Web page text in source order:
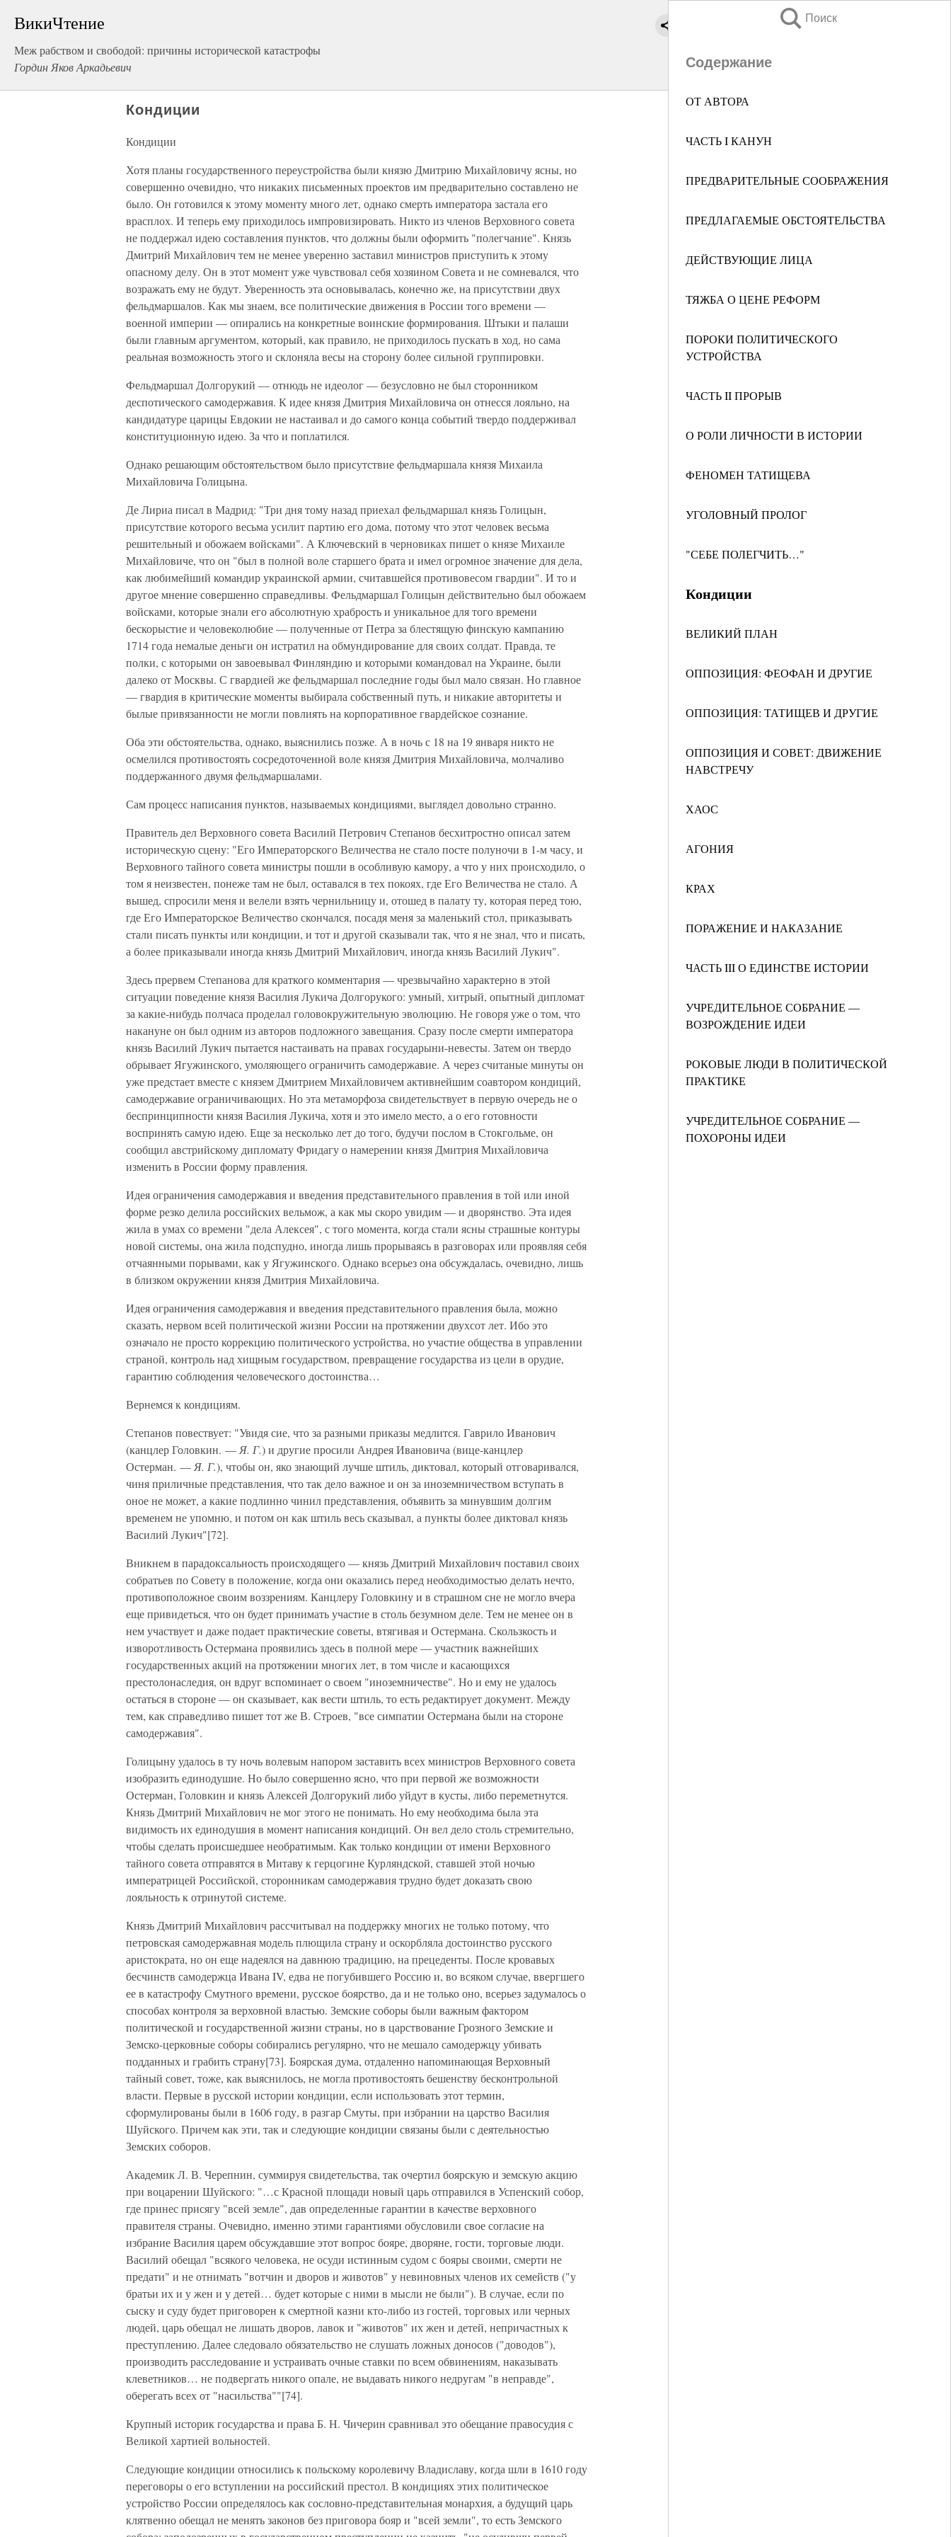
ВикиЧтение
Меж рабством и свободой: причины исторической катастрофы
Гордин Яков Аркадьевич
Поиск
Содержание
ОТ АВТОРА
ЧАСТЬ I КАНУН
ПРЕДВАРИТЕЛЬНЫЕ СООБРАЖЕНИЯ
ПРЕДЛАГАЕМЫЕ ОБСТОЯТЕЛЬСТВА
ДЕЙСТВУЮЩИЕ ЛИЦА
ТЯЖБА О ЦЕНЕ РЕФОРМ
ПОРОКИ ПОЛИТИЧЕСКОГО
УСТРОЙСТВА
ЧАСТЬ II ПРОРЫВ
О РОЛИ ЛИЧНОСТИ В ИСТОРИИ
ФЕНОМЕН ТАТИЩЕВА
УГОЛОВНЫЙ ПРОЛОГ
"СЕБЕ ПОЛЕГЧИТЬ…"
Кондиции
ВЕЛИКИЙ ПЛАН
ОППОЗИЦИЯ: ФЕОФАН И ДРУГИЕ
ОППОЗИЦИЯ: ТАТИЩЕВ И ДРУГИЕ
ОППОЗИЦИЯ И СОВЕТ: ДВИЖЕНИЕ
НАВСТРЕЧУ
ХАОС
АГОНИЯ
КРАХ
ПОРАЖЕНИЕ И НАКАЗАНИЕ
ЧАСТЬ III О ЕДИНСТВЕ ИСТОРИИ
УЧРЕДИТЕЛЬНОЕ СОБРАНИЕ —
ВОЗРОЖДЕНИЕ ИДЕИ
РОКОВЫЕ ЛЮДИ В ПОЛИТИЧЕСКОЙ
ПРАКТИКЕ
УЧРЕДИТЕЛЬНОЕ СОБРАНИЕ —
ПОХОРОНЫ ИДЕИ
Кондиции
Кондиции
Хотя планы государственного переустройства были князю Дмитрию Михайловичу ясны, но
совершенно очевидно, что никаких письменных проектов им предварительно составлено не
было. Он готовился к этому моменту много лет, однако смерть императора застала его
врасплох. И теперь ему приходилось импровизировать. Никто из членов Верховного совета
не поддержал идею составления пунктов, что должны были оформить "полегчание". Князь
Дмитрий Михайлович тем не менее уверенно заставил министров приступить к этому
опасному делу. Он в этот момент уже чувствовал себя хозяином Совета и не сомневался, что
возражать ему не будут. Уверенность эта основывалась, конечно же, на присутствии двух
фельдмаршалов. Как мы знаем, все политические движения в России того времени —
военной империи — опирались на конкретные воинские формирования. Штыки и палаши
были главным аргументом, который, как правило, не приходилось пускать в ход, но сама
реальная возможность этого и склоняла весы на сторону более сильной группировки.
Фельдмаршал Долгорукий — отнюдь не идеолог — безусловно не был сторонником
деспотического самодержавия. К идее князя Дмитрия Михайловича он отнесся лояльно, на
кандидатуре царицы Евдокии не настаивал и до самого конца событий твердо поддерживал
конституционную идею. За что и поплатился.
Однако решающим обстоятельством было присутствие фельдмаршала князя Михаила
Михайловича Голицына.
Де Лириа писал в Мадрид: "Три дня тому назад приехал фельдмаршал князь Голицын,
присутствие которого весьма усилит партию его дома, потому что этот человек весьма
решительный и обожаем войсками". А Ключевский в черновиках пишет о князе Михаиле
Михайловиче, что он "был в полной воле старшего брата и имел огромное значение для дела,
как любимейший командир украинской армии, считавшейся противовесом гвардии". И то и
другое мнение совершенно справедливы. Фельдмаршал Голицын действительно был обожаем
войсками, которые знали его абсолютную храбрость и уникальное для того времени
бескорыстие и человеколюбие — полученные от Петра за блестящую финскую кампанию
1714 года немалые деньги он истратил на обмундирование для своих солдат. Правда, те
полки, с которыми он завоевывал Финляндию и которыми командовал на Украине, были
далеко от Москвы. С гвардией же фельдмаршал последние годы был мало связан. Но главное
— гвардия в критические моменты выбирала собственный путь, и никакие авторитеты и
былые привязанности не могли повлиять на корпоративное гвардейское сознание.
Оба эти обстоятельства, однако, выяснились позже. А в ночь с 18 на 19 января никто не
осмелился противостоять сосредоточенной воле князя Дмитрия Михайловича, молчаливо
поддержанного двумя фельдмаршалами.
Сам процесс написания пунктов, называемых кондициями, выглядел довольно странно.
Правитель дел Верховного совета Василий Петрович Степанов бесхитростно описал затем
историческую сцену: "Его Императорского Величества не стало посте полуночи в 1-м часу, и
Верховного тайного совета министры пошли в особливую камору, а что у них происходило, о
том я неизвестен, понеже там не был, оставался в тех покоях, где Его Величества не стало. А
вышед, спросили меня и велели взять чернильницу и, отошед в палату ту, которая перед тою,
где Его Императорское Величество скончался, посадя меня за маленький стол, приказывать
стали писать пункты или кондиции, и тот и другой сказывали так, что я не знал, что и писать,
а более приказывали иногда князь Дмитрий Михайлович, иногда князь Василий Лукич".
Здесь прервем Степанова для краткого комментария — чрезвычайно характерно в этой
ситуации поведение князя Василия Лукича Долгорукого: умный, хитрый, опытный дипломат
за какие-нибудь полчаса проделал головокружительную эволюцию. Не говоря уже о том, что
накануне он был одним из авторов подложного завещания. Сразу после смерти императора
князь Василий Лукич пытается настаивать на правах государыни-невесты. Затем он твердо
обрывает Ягужинского, умоляющего ограничить самодержавие. А через считаные минуты он
уже предстает вместе с князем Дмитрием Михайловичем активнейшим соавтором кондиций,
самодержавие ограничивающих. Но эта метаморфоза свидетельствует в первую очередь не о
беспринципности князя Василия Лукича, хотя и это имело место, а о его готовности
воспринять самую идею. Еще за несколько лет до того, будучи послом в Стокгольме, он
сообщил австрийскому дипломату Фридагу о намерении князя Дмитрия Михайловича
изменить в России форму правления.
Идея ограничения самодержавия и введения представительного правления в той или иной
форме резко делила российских вельмож, а как мы скоро увидим — и дворянство. Эта идея
жила в умах со времени "дела Алексея", с того момента, когда стали ясны страшные контуры
новой системы, она жила подспудно, иногда лишь прорываясь в разговорах или проявляя себя
отчаянными порывами, как у Ягужинского. Однако всерьез она обсуждалась, очевидно, лишь
в близком окружении князя Дмитрия Михайловича.
Идея ограничения самодержавия и введения представительного правления была, можно
сказать, нервом всей политической жизни России на протяжении двухсот лет. Ибо это
означало не просто коррекцию политического устройства, но участие общества в управлении
страной, контроль над хищным государством, превращение государства из цели в орудие,
гарантию соблюдения человеческого достоинства…
Вернемся к кондициям.
Степанов повествует: "Увидя сие, что за разными приказы медлится. Гаврило Иванович
(канцлер Головкин. — Я. Г.) и другие просили Андрея Ивановича (вице-канцлер
Остерман. — Я. Г.), чтобы он, яко знающий лучше штиль, диктовал, который отговаривался,
чиня приличные представления, что так дело важное и он за иноземничеством вступать в
оное не может, а какие подлинно чинил представления, объявить за минувшим долгим
временем не упомню, и потом он как штиль весь сказывал, а пункты более диктовал князь
Василий Лукич"[72].
Вникнем в парадоксальность происходящего — князь Дмитрий Михайлович поставил своих
собратьев по Совету в положение, когда они оказались перед необходимостью делать нечто,
противоположное своим воззрениям. Канцлеру Головкину и в страшном сне не могло вчера
еще привидеться, что он будет принимать участие в столь безумном деле. Тем не менее он в
нем участвует и даже подает практические советы, втягивая и Остермана. Скользкость и
изворотливость Остермана проявились здесь в полной мере — участник важнейших
государственных акций на протяжении многих лет, в том числе и касающихся
престолонаследия, он вдруг вспоминает о своем "иноземничестве". Но и ему не удалось
остаться в стороне — он сказывает, как вести штиль, то есть редактирует документ. Между
тем, как справедливо пишет тот же В. Строев, "все симпатии Остермана были на стороне
самодержавия".
Голицыну удалось в ту ночь волевым напором заставить всех министров Верховного совета
изобразить единодушие. Но было совершенно ясно, что при первой же возможности
Остерман, Головкин и князь Алексей Долгорукий либо уйдут в кусты, либо переметнутся.
Князь Дмитрий Михайлович не мог этого не понимать. Но ему необходима была эта
видимость их единодушия в момент написания кондиций. Он вел дело столь стремительно,
чтобы сделать происшедшее необратимым. Как только кондиции от имени Верховного
тайного совета отправятся в Митаву к герцогине Курляндской, ставшей этой ночью
императрицей Российской, сторонникам самодержавия трудно будет доказать свою
лояльность к отринутой системе.
Князь Дмитрий Михайлович рассчитывал на поддержку многих не только потому, что
петровская самодержавная модель плющила страну и оскорбляла достоинство русского
аристократа, но он еще надеялся на давнюю традицию, на прецеденты. После кровавых
бесчинств самодержца Ивана IV, едва не погубившего Россию и, во всяком случае, ввергшего
ее в катастрофу Смутного времени, русское боярство, да и не только оно, всерьез задумалось о
способах контроля за верховной властью. Земские соборы были важным фактором
политической и государственной жизни страны, но в царствование Грозного Земские и
Земско-церковные соборы собирались регулярно, что не мешало самодержцу убивать
подданных и грабить страну[73]. Боярская дума, отдаленно напоминающая Верховный
тайный совет, тоже, как выяснилось, не могла противостоять бешенству бесконтрольной
власти. Первые в русской истории кондиции, если использовать этот термин,
сформулированы были в 1606 году, в разгар Смуты, при избрании на царство Василия
Шуйского. Причем как эти, так и следующие кондиции связаны были с деятельностью
Земских соборов.
Академик Л. В. Черепнин, суммируя свидетельства, так очертил боярскую и земскую акцию
при воцарении Шуйского: "…с Красной площади новый царь отправился в Успенский собор,
где принес присягу "всей земле", дав определенные гарантии в качестве верховного
правителя страны. Очевидно, именно этими гарантиями обусловили свое согласие на
избрание Василия царем обсуждавшие этот вопрос бояре, дворяне, гости, торговые люди.
Василий обещал "всякого человека, не осуди истинным судом с бояры своими, смерти не
предати" и не отнимать "вотчин и дворов и животов" у невиновных членов их семейств ("у
братьи их и у жен и у детей… будет которые с ними в мысли не были"). В случае, если по
сыску и суду будет приговорен к смертной казни кто-либо из гостей, торговых или черных
людей, царь обещал не лишать дворов, лавок и "животов" их жен и детей, непричастных к
преступлению. Далее следовало обязательство не слушать ложных доносов ("доводов"),
производить расследование и устраивать очные ставки по всем обвинениям, наказывать
клеветников… не подвергать никого опале, не выдавать никого недругам "в неправде",
оберегать всех от "насильства""[74].
Крупный историк государства и права Б. Н. Чичерин сравнивал это обещание правосудия с
Великой хартией вольностей.
Следующие кондиции относились к польскому королевичу Владиславу, когда шли в 1610 году
переговоры о его вступлении на российский престол. В кондициях этих политическое
устройство России определялось как сословно-представительная монархия, а будущий царь
клятвенно обещал не менять законов без приговора бояр и "всей земли", то есть Земского